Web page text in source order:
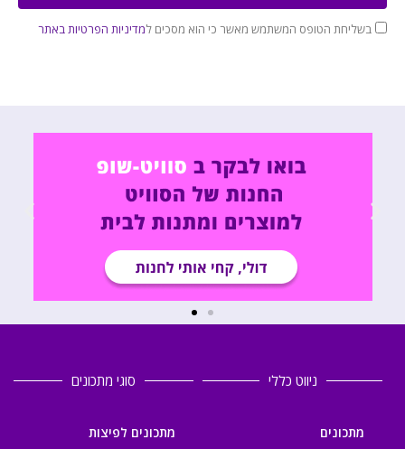
בשליחת הטופס המשתמש מאשר כי הוא מסכים למדיניות הפרטיות באתר
ניווט כללי
מתכונים
סוגי מתכונים
מתכונים לפיצות